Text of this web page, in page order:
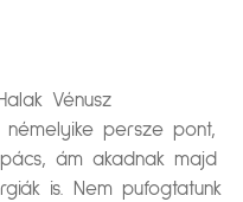
Vénusz
némelyike persze pont,
ám akadnak majd
is. Nem pufogtatunk